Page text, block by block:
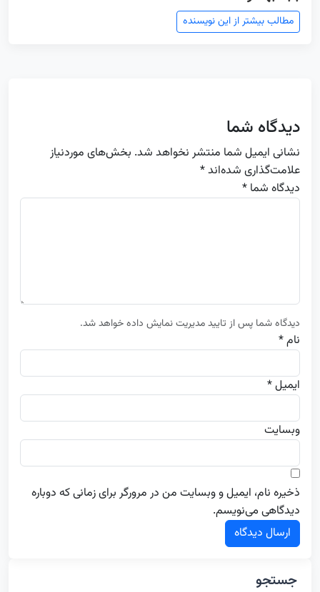
مطالب بیشتر از این نویسنده
دیدگاه شما
نشانی ایمیل شما منتشر نخواهد شد. بخش‌های موردنیاز
علامت‌گذاری شده‌اند*
دیدگاه شما *
دیدگاه شما پس از تایید مدیریت نمایش داده خواهد شد.
نام *
ایمیل *
وبسایت
ذخیره نام، ایمیل و وبسایت من در مرورگر برای زمانی که دوباره
دیدگاهی می‌نویسم.
جستجو